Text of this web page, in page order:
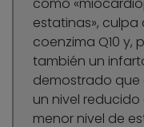
estatinas»,
coenzima Q10 y,
también un
demostrado
un nivel reducido
menor nivel de